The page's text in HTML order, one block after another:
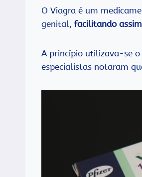
O Viagra é um
genital, facilitando
A princípio utilizava-se
especialistas notaram